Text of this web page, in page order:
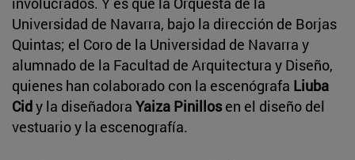
Universidad de Navarra, bajo la dirección de Borjas
Quintas; el Coro de la Universidad de Navarra y
alumnado de la Facultad de Arquitectura y Diseño,
quienes han colaborado con la escenógrafa Liuba
Cidy la diseñadora Yaiza Pinillosen el diseño del
vestuario y la escenografía.